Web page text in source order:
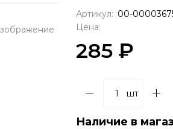
Артикул: 00-
Цена:
285 ₽
шт
Наличие в